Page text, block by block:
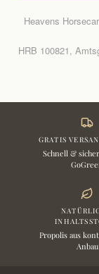
Heavens
HRB 100821,
GRATIS
Schnell &
Propolis aus
Anbau